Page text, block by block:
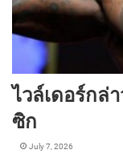
ไวล์เดอร์กล่
ซิก
July 7, 2026